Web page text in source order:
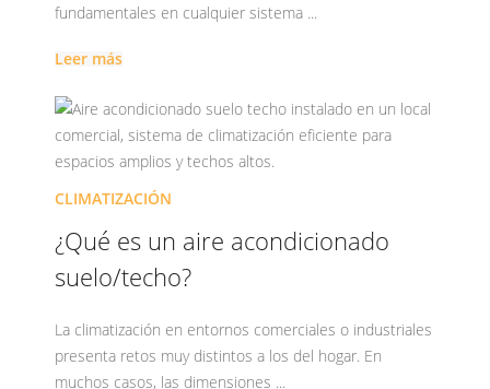
fundamentales en cualquier sistema ...
Leer más
CLIMATIZACIÓN
¿Qué es un aire acondicionado
suelo/techo?
La climatización en entornos comerciales o industriales
presenta retos muy distintos a los del hogar. En
muchos casos, las dimensiones ...